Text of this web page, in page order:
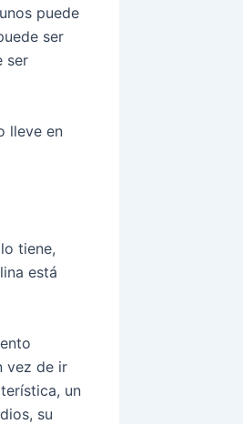
puede
ser
ser
lleve en
tiene,
está
vez de ir
un
su